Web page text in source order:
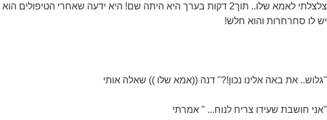
צלצלתי לאמא שלו.. תוך2 דקות בערך היא היתה שם! היא ידעה שאחרי הטיפולים הוא מקיא
יש לו סחרחרות והוא חלש!
"גלוש.. את באה אלינו נכון!?" דנה ((אמא שלו )) שאלה אותי
"אני חושבת שעידו צריח לנוח... " אמרתי